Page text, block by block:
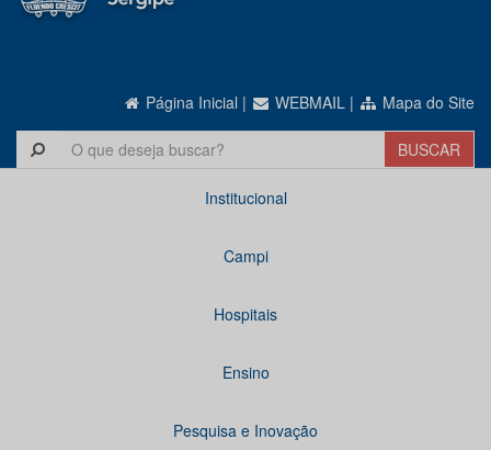
Página Inicial | WEBMAIL | Mapa do Site
Institucional
Campi
Hospitais
Ensino
Pesquisa e Inovação